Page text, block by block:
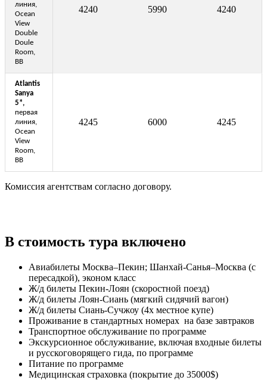
линия,
Ocean
View
Double
Doule
Room,
BB
4240 5990 4240
Atlantis
Sanya
5*,
первая
линия,
Ocean
View
Room,
BB
4245 6000 4245
Комиссия агентствам согласно договору.
В стоимость тура включено
Авиабилеты Москва–Пекин; Шанхай-Санья–Москва (с
пересадкой), эконом класс
Ж/д билеты Пекин-Лоян (скоростной поезд)
Ж/д билеты Лоян-Сиань (мягкий сидячий вагон)
Ж/д билеты Сиань-Сучжоу (4х местное купе)
Проживание в стандартных номерах на базе завтраков
Транспортное обслуживание по программе
Экскурсионное обслуживание, включая входные билеты
и русскоговорящего гида, по программе
Питание по программе
Медицинская страховка (покрытие до 35000$)